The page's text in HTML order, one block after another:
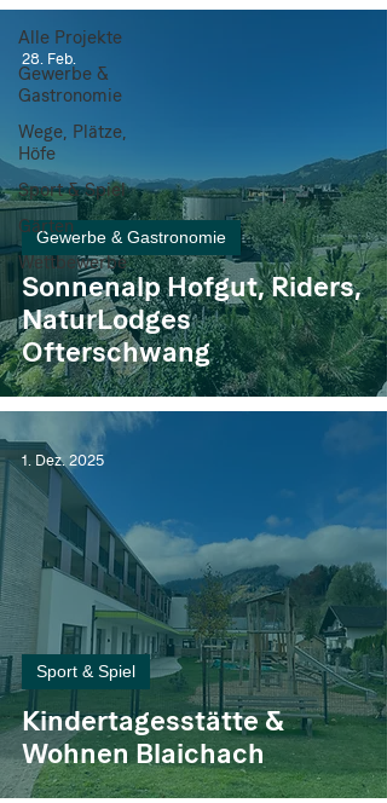
Alle Projekte
Gewerbe &
Gastronomie
Wege, Plätze,
Höfe
Sport & Spiel
Gärten
Wettbewerbe
Sonnenalp Hofgut, Riders,
NaturLodges
Ofterschwang
Gewerbe & Gastronomie
28. Feb.
Kindertagesstätte &
Wohnen Blaichach
Sport & Spiel
1. Dez. 2025